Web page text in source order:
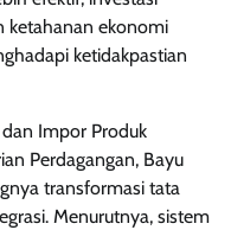
ketahanan ekonomi
ketidakpastian
dan Impor Produk
Perdagangan, Bayu
transformasi tata
Menurutnya, sistem